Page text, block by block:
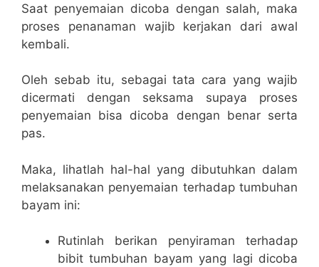
Saat penyemaian dicoba dengan salah, maka
proses penanaman wajib kerjakan dari awal
kembali.
Oleh sebab itu, sebagai tata cara yang wajib
dicermati dengan seksama supaya proses
penyemaian bisa dicoba dengan benar serta
pas.
Maka, lihatlah hal-hal yang dibutuhkan dalam
melaksanakan penyemaian terhadap tumbuhan
bayam ini:
Rutinlah berikan penyiraman terhadap
bibit tumbuhan bayam yang lagi dicoba